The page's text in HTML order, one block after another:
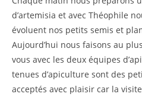
d’artemisia et avec Théophile
évoluent nos petits semis et
Aujourd’hui nous faisons au
vous avec les deux équipes
tenues d’apiculture sont des
acceptés avec plaisir car la